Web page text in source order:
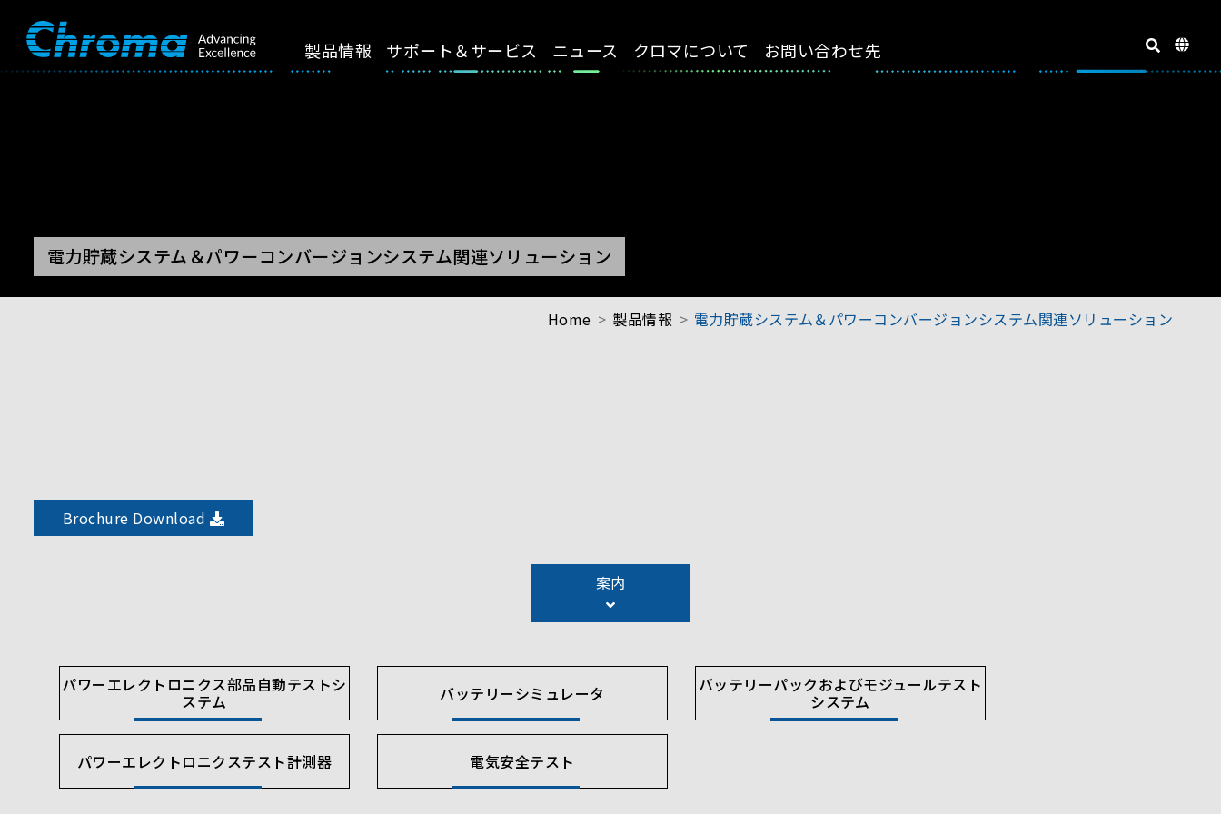
製品情報 サポート＆サービス ニュース クロマについて お問い合わせ先
電力貯蔵システム＆パワーコンバージョンシステム関連ソリューション
Home 製品情報 電力貯蔵システム＆パワーコンバージョンシステム関連ソリューション
Brochure Download
案内
パワーエレクトロニクス部品自動テストシ
ステム バッテリーシミュレータ バッテリーパックおよびモジュールテスト
システム
パワーエレクトロニクステスト計測器 電気安全テスト